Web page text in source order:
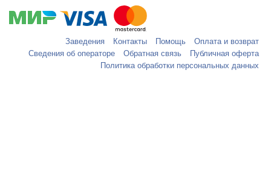
Заведения Контакты Помощь
Оплата и возврат
Сведения об операторе
Обратная связь
Публичная оферта
Политика обработки персональных данных